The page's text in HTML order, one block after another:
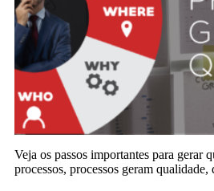
Veja os passos importantes para gerar
processos, processos geram qualidade,